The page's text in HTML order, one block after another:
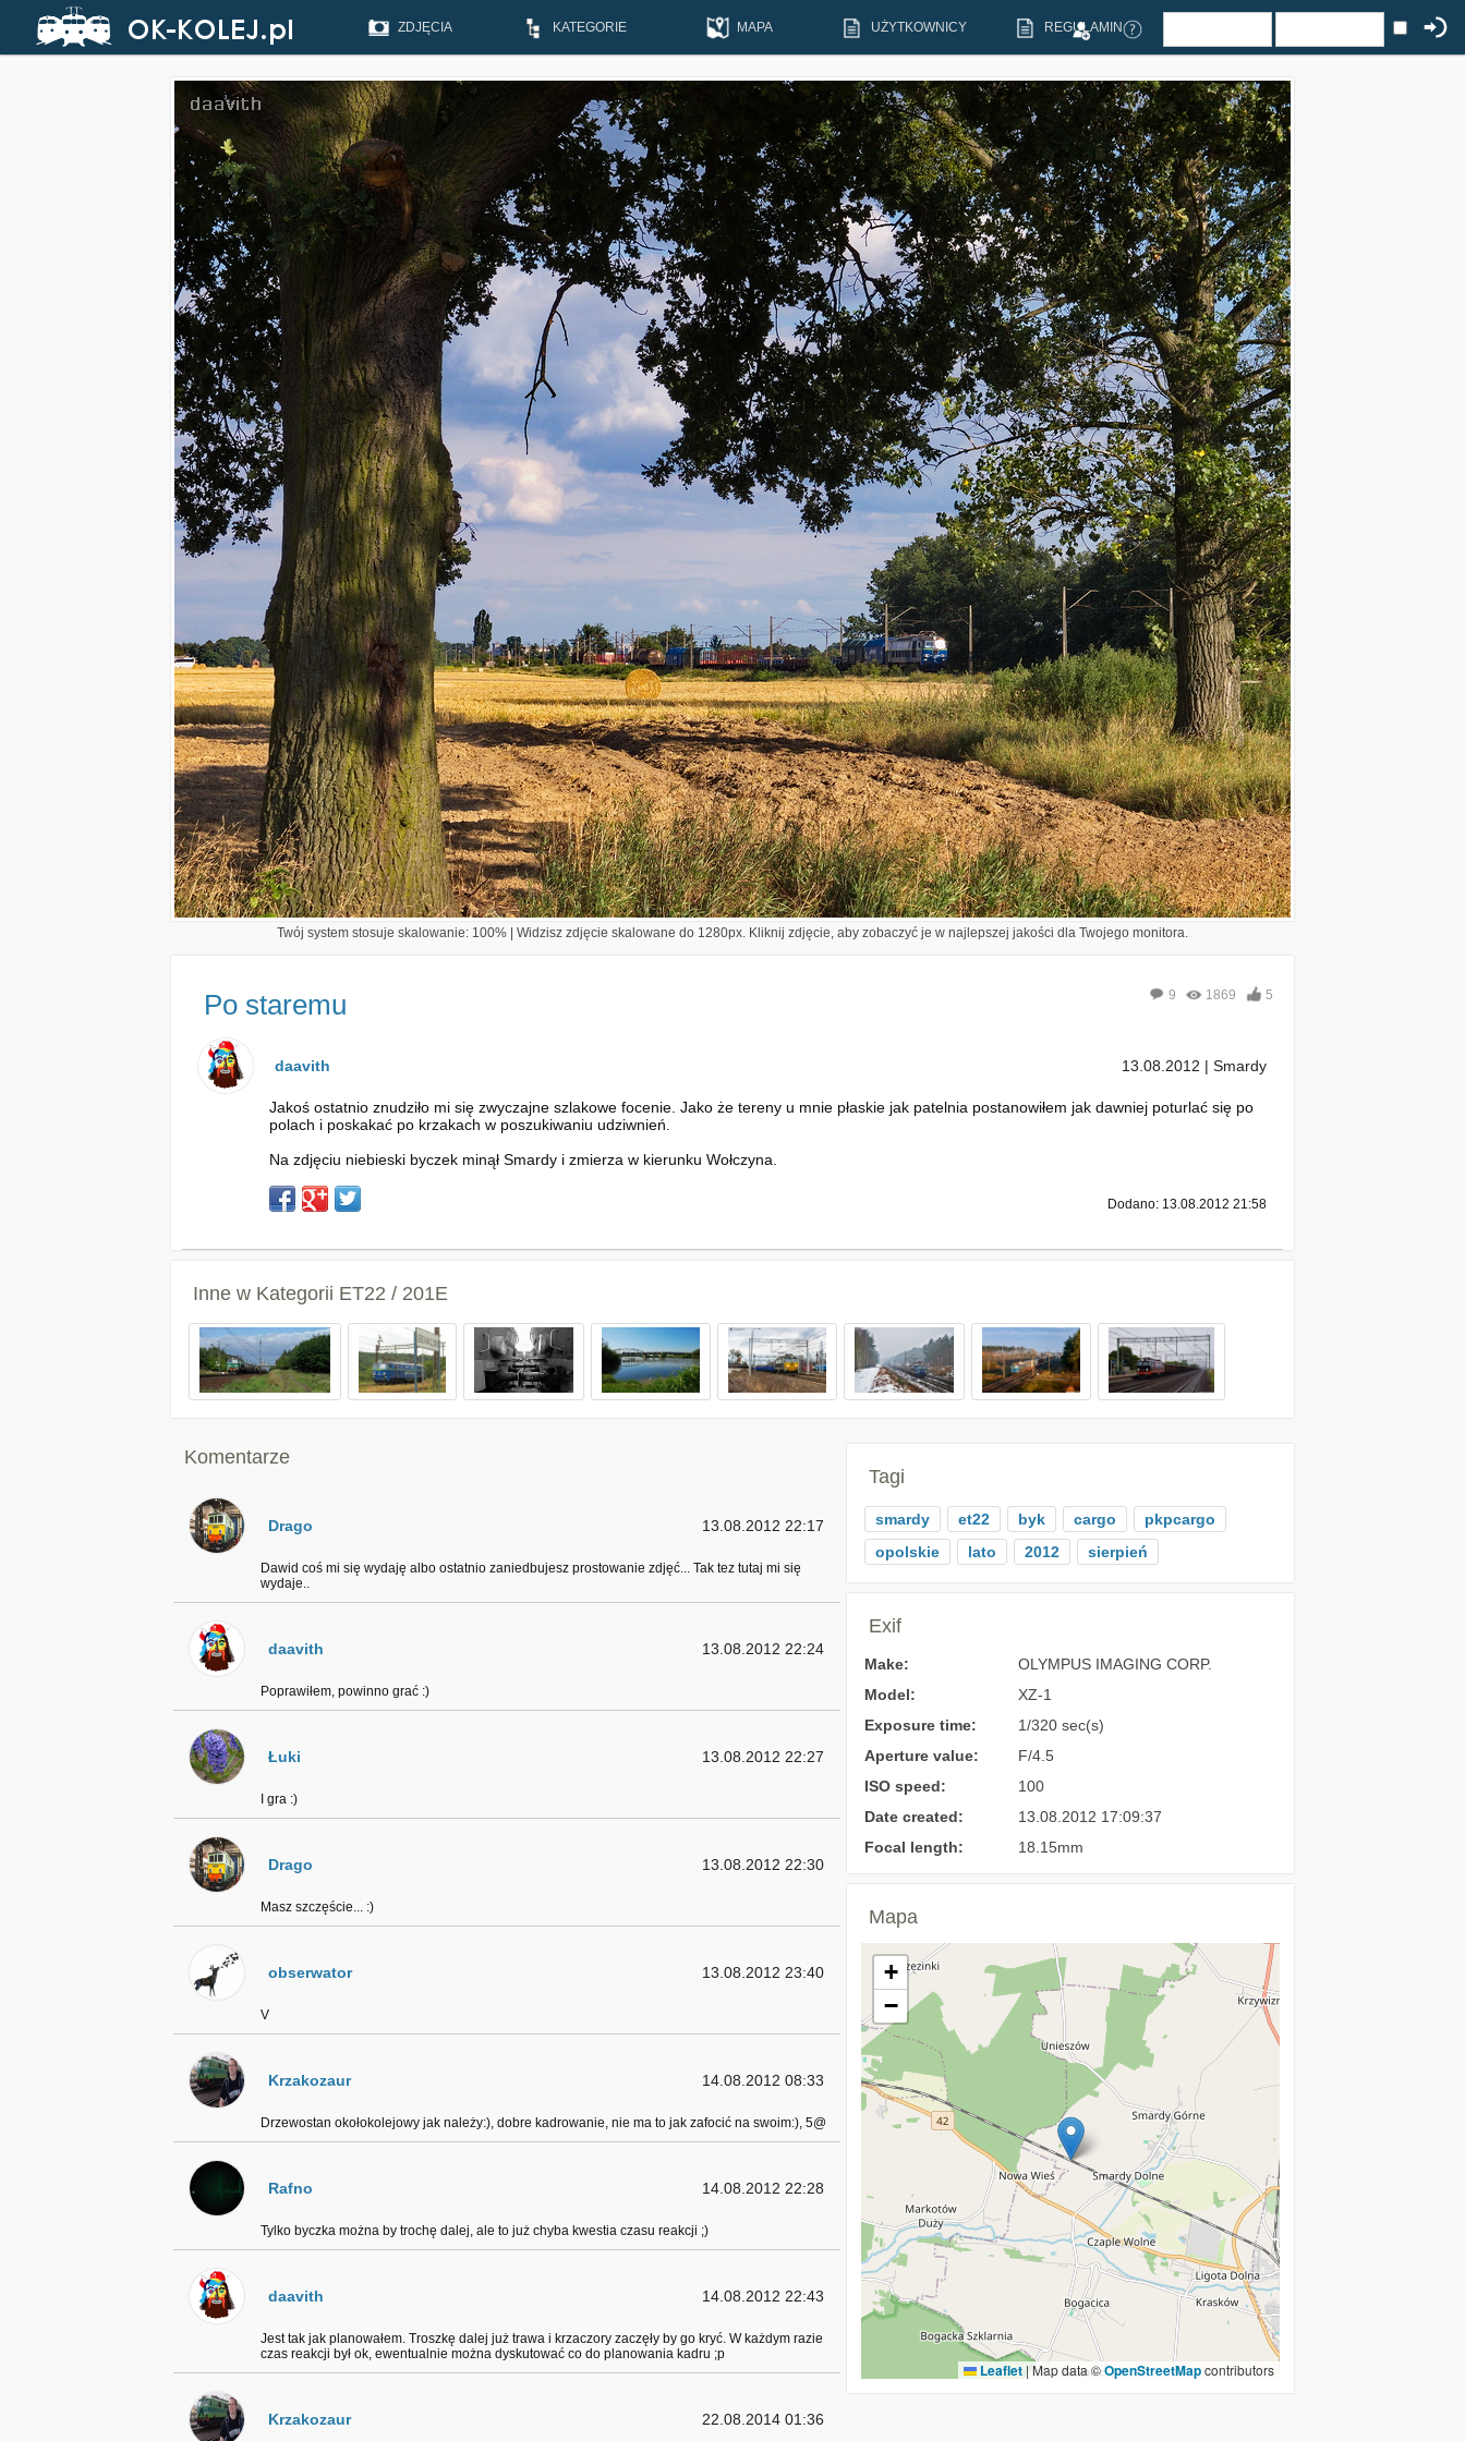
ZDJĘCIA KATEGORIE MAPA UŻYTKOWNICY REGULAMIN
Twój system stosuje skalowanie: 100% | Widzisz zdjęcie skalowane do 1280px. Kliknij zdjęcie, aby zobaczyć je w najlepszej jakości dla Twojego monitora.
Po staremu 9 1869 5
daavith 13.08.2012 | Smardy
Jakoś ostatnio znudziło mi się zwyczajne szlakowe focenie. Jako że tereny u mnie płaskie jak patelnia postanowiłem jak dawniej poturlać się po
polach i poskakać po krzakach w poszukiwaniu udziwnień.
Na zdjęciu niebieski byczek minął Smardy i zmierza w kierunku Wołczyna.
Dodano: 13.08.2012 21:58
Inne w Kategorii ET22 / 201E
Komentarze
Drago 13.08.2012 22:17
Dawid coś mi się wydaję albo ostatnio zaniedbujesz prostowanie zdjęć... Tak tez tutaj mi się
wydaje..
daavith 13.08.2012 22:24
Poprawiłem, powinno grać :)
Łuki 13.08.2012 22:27
I gra :)
Drago 13.08.2012 22:30
Masz szczęście... :)
obserwator 13.08.2012 23:40
V
Krzakozaur 14.08.2012 08:33
Drzewostan okołokolejowy jak należy:), dobre kadrowanie, nie ma to jak zafocić na swoim:), 5@
Rafno 14.08.2012 22:28
Tylko byczka można by trochę dalej, ale to już chyba kwestia czasu reakcji ;)
daavith 14.08.2012 22:43
Jest tak jak planowałem. Troszkę dalej już trawa i krzaczory zaczęły by go kryć. W każdym razie
czas reakcji był ok, ewentualnie można dyskutować co do planowania kadru ;p
Krzakozaur 22.08.2014 01:36
Tagi
smardy et22 byk cargo
pkpcargo
opolskie
lato 2012 sierpień
Exif
Make:
OLYMPUS IMAGING CORP.
Model:
XZ-1
Exposure time:
1/320 sec(s)
Aperture value:
F/4.5
ISO speed:
100
Date created:
13.08.2012 17:09:37
Focal length:
18.15mm
Mapa
+
−
Leaflet | Map data ©OpenStreetMapcontributors